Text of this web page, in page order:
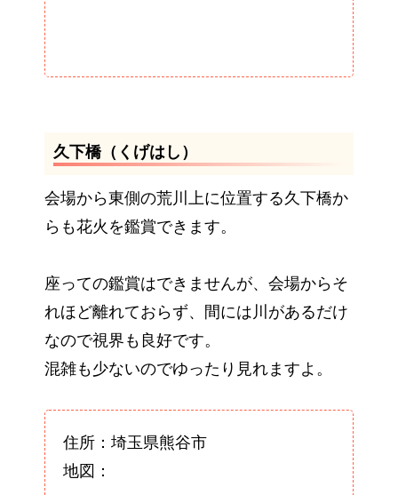
久下橋（くげはし）
会場から東側の荒川上に位置する久下橋か
らも花火を鑑賞できます。
座っての鑑賞はできませんが、会場からそ
れほど離れておらず、間には川があるだけ
なので視界も良好です。
混雑も少ないのでゆったり見れますよ。
住所：埼玉県熊谷市
地図：